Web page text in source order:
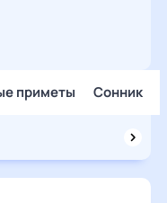
приметы Сонник